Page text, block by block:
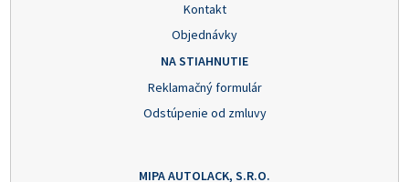
Kontakt
Objednávky
NA STIAHNUTIE
Reklamačný formulár
Odstúpenie od zmluvy
MIPA AUTOLACK, S.R.O.